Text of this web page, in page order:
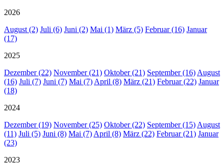
2026
August (2) Juli (6) Juni (2) Mai (1) März (5) Februar (16) Januar
(17)
2025
Dezember (22) November (21) Oktober (21) September (16) August
(16) Juli (7) Juni (7) Mai (7) April (8) März (21) Februar (22) Januar
(18)
2024
Dezember (19) November (25) Oktober (22) September (15) August
(11) Juli (5) Juni (8) Mai (7) April (8) März (22) Februar (21) Januar
(23)
2023